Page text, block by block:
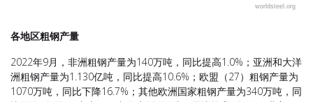
worldsteel.org
各地区粗钢产量
2022年9月，非洲粗钢产量为140万吨，同比提高1.0%；亚洲和大洋
洲粗钢产量为1.130亿吨，同比提高10.6%；欧盟（27）粗钢产量为
1070万吨，同比下降16.7%；其他欧洲国家粗钢产量为340万吨，同